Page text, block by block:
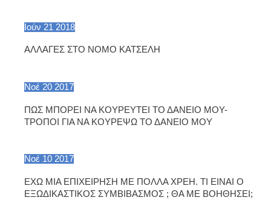
Ιούν 21 2018
ΑΛΛΑΓΕΣ ΣΤΟ ΝΟΜΟ ΚΑΤΣΕΛΗ
Νοέ 20 2017
ΠΩΣ ΜΠΟΡΕΙ ΝΑ ΚΟΥΡΕΥΤΕΙ ΤΟ ΔΑΝΕΙΟ ΜΟΥ-
ΤΡΟΠΟΙ ΓΙΑ ΝΑ ΚΟΥΡΕΨΩ ΤΟ ΔΑΝΕΙΟ ΜΟΥ
Νοέ 10 2017
ΕΧΩ ΜΙΑ ΕΠΙΧΕΙΡΗΣΗ ΜΕ ΠΟΛΛΑ ΧΡΕΗ. ΤΙ ΕΙΝΑΙ Ο
ΕΞΩΔΙΚΑΣΤΙΚΟΣ ΣΥΜΒΙΒΑΣΜΟΣ ; ΘΑ ΜΕ ΒΟΗΘΗΣΕΙ;